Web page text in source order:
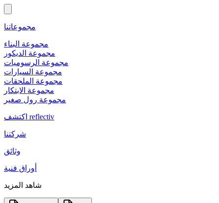
مجموعاتنا
مجموعة البناء
مجموعة الديكور
مجموعة الرسوميات
مجموعة السيارات
مجموعة الملحقات
مجموعة الابتكار
مجموعة رول صغير
اكتشف reflectiv
شركتنا
وثائق
أوراق فنية
شاهد المزيد